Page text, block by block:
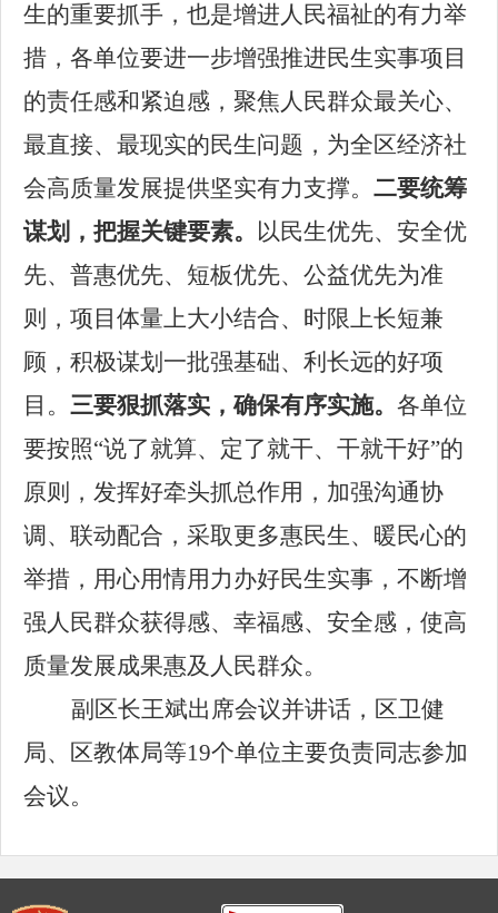
生的重要抓手，也是增进人民福祉的有力举
措，各单位要进一步增强推进民生实事项目
的责任感和紧迫感，聚焦人民群众最关心、
最直接、最现实的民生问题，为全区经济社
会高质量发展提供坚实有力支撑。 二要统筹
谋划，把握关键要素。
以民生优先、安全优
先、普惠优先、短板优先、公益优先为准
则，项目体量上大小结合、时限上长短兼
顾，积极谋划一批强基础、利长远的好项
目。 三要狠抓落实，确保有序实施。 各单位
要按照“说了就算、定了就干、干就干好”的
原则， 发挥好牵头抓总作用，加强沟通协
调、联动配合，采取更多惠民生、暖民心的
举措，用心用情用力办好民生实事，不断增
强人民群众获得感、幸福感、安全感，使高
质量发展成果惠及人民群众。
副区长王斌出席会议并讲话，区卫健
局、区教体局等19个单位主要负责同志参加
会议。